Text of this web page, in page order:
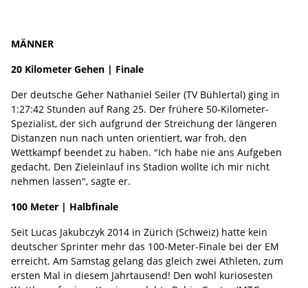
MÄNNER
20 Kilometer Gehen | Finale
Der deutsche Geher Nathaniel Seiler (TV Bühlertal) ging in
1:27:42 Stunden auf Rang 25. Der frühere 50-Kilometer-
Spezialist, der sich aufgrund der Streichung der längeren
Distanzen nun nach unten orientiert, war froh, den
Wettkampf beendet zu haben. "Ich habe nie ans Aufgeben
gedacht. Den Zieleinlauf ins Stadion wollte ich mir nicht
nehmen lassen", sagte er.
100 Meter | Halbfinale
Seit Lucas Jakubczyk 2014 in Zürich (Schweiz) hatte kein
deutscher Sprinter mehr das 100-Meter-Finale bei der EM
erreicht. Am Samstag gelang das gleich zwei Athleten, zum
ersten Mal in diesem Jahrtausend! Den wohl kuriosesten